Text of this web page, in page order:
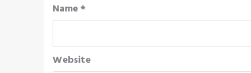
Name*
Website